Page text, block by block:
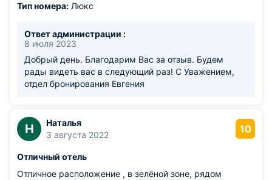
Тип номера: Люкс
Ответ администрации :
8 июля 2023
Добрый день. Благодарим Вас за отзыв. Будем
рады видеть вас в следующий раз! С Уважением,
отдел бронирования Евгения
Н
Наталья
3 августа 2022
10
Отличный отель
Отличное расположение , в зелёной зоне, рядом